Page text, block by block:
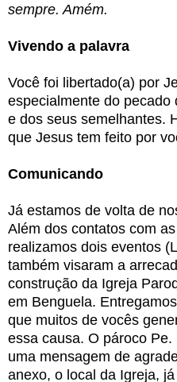
sempre. Amém.
Vivendo a palavra
Você foi libertado(a) por
especialmente do
e dos seus semelhantes.
que Jesus tem feito por
Comunicando
Já estamos de volta de
Além dos contatos com
realizamos dois eventos
também visaram a
construção da Igreja
em Benguela.
que muitos de vocês
essa causa. O pároco
uma mensagem de
anexo, o local da Igreja,